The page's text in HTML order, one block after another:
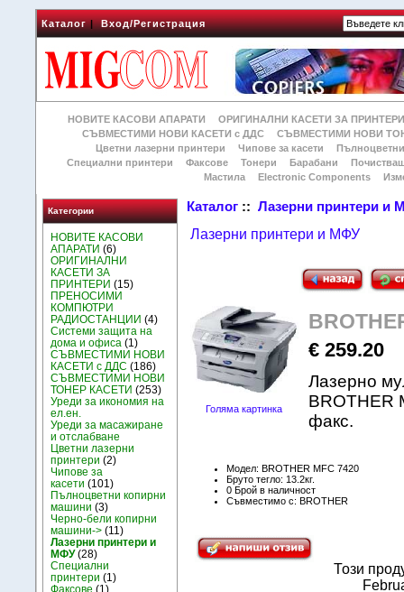
Каталог|Вход/Регистрация
НОВИТЕ КАСОВИ АПАРАТИ
ОРИГИНАЛНИ КАСЕТИ ЗА
СЪВМЕСТИМИ НОВИ КАСЕТИ с ДДС
СЪВМЕСТИМИ НОВИ
Цветни лазерни принтери
Чипове за касети
Специални принтери
Факсове Тонери Барабани
Мастила
Electronic Components
Категории
НОВИТЕ КАСОВИ
АПАРАТИ (6)
ОРИГИНАЛНИ
КАСЕТИ ЗА
ПРИНТЕРИ (15)
ПРЕНОСИМИ
КОМПЮТРИ
РАДИОСТАНЦИИ (4)
Системи защита на
дома и офиса (1)
СЪВМЕСТИМИ НОВИ
КАСЕТИ с ДДС (186)
СЪВМЕСТИМИ НОВИ
ТОНЕР КАСЕТИ (253)
Уреди за икономия на
ел.ен.
Уреди за масажиране
и отслабване
Цветни лазерни
принтери (2)
Чипове за
касети (101)
Пълноцветни копирни
машини (3)
Черно-бели копирни
машини-> (11)
Лазерни принтери и
МФУ(28)
Специални
принтери (1)
Факсове (1)
Каталог ::Лазерни принтери и
Лазерни принтери и МФУ
Голяма картинка
€ 259.20
Лазерно
BROTHER
факс.
Модел: BROTHER MFC 7420
Бруто тегло: 13.2кг.
0 Брой в наличност
Съвместимо с: BROTHER
Този